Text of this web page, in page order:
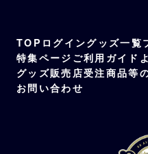
TOP ログイングッズ一覧
特集ページ ご利用ガイド
グッズ販売店受注商品等
お問い合わせ